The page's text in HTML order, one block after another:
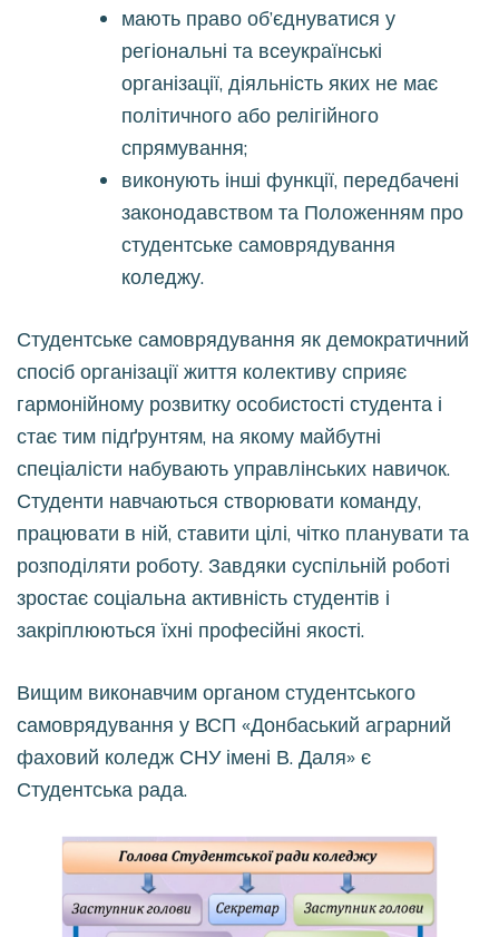
мають право об’єднуватися у
регіональні та всеукраїнські
організації, діяльність яких не має
політичного або релігійного
спрямування;
виконують інші функції, передбачені
законодавством та Положенням про
студентське самоврядування
коледжу.
Студентське самоврядування як демократичний
спосіб організації життя колективу сприяє
гармонійному розвитку особистості студента і
стає тим підґрунтям, на якому майбутні
спеціалісти набувають управлінських навичок.
Студенти навчаються створювати команду,
працювати в ній, ставити цілі, чітко планувати та
розподіляти роботу. Завдяки суспільній роботі
зростає соціальна активність студентів і
закріплюються їхні професійні якості.
Вищим виконавчим органом студентського
самоврядування у ВСП «Донбаський аграрний
фаховий коледж СНУ імені В. Даля» є
Студентська рада.